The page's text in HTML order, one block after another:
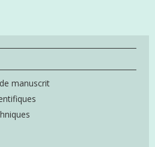
manuscrit